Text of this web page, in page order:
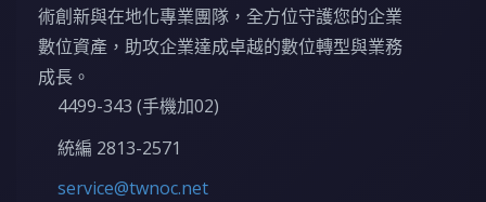
術創新與在地化專業團隊，全方位守護您的企業
數位資產，助攻企業達成卓越的數位轉型與業務
成長。
4499-343 (手機加02)
統編 2813-2571
service@twnoc.net